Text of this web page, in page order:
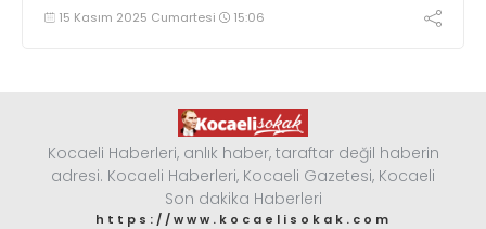
15 Kasım 2025 Cumartesi 15:06
Kocaeli Haberleri, anlık haber, taraftar değil haberin
adresi. Kocaeli Haberleri, Kocaeli Gazetesi, Kocaeli
Son dakika Haberleri
https://www.kocaelisokak.com